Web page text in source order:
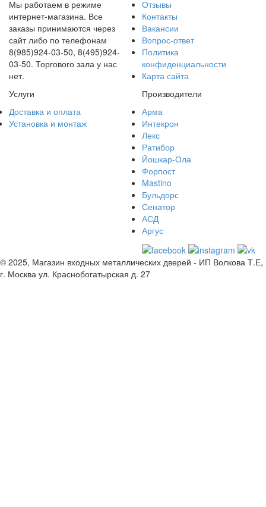
Мы работаем в режиме
интернет-магазина. Все
заказы принимаются через
сайт либо по телефонам
8(985)924-03-50, 8(495)924-
03-50. Торгового зала у нас
нет.
Отзывы
Контакты
Вакансии
Вопрос-ответ
Политика
конфиденциальности
Карта сайта
Услуги
Доставка и оплата
Установка и монтаж
Производители
Арма
Интекрон
Лекс
Ратибор
Йошкар-Ола
Форпост
Mastino
Бульдорс
Сенатор
АСД
Аргус
© 2025, Магазин входных металлических дверей - ИП Волкова Т.Е,
г. Москва ул. Краснобогатырская д. 27